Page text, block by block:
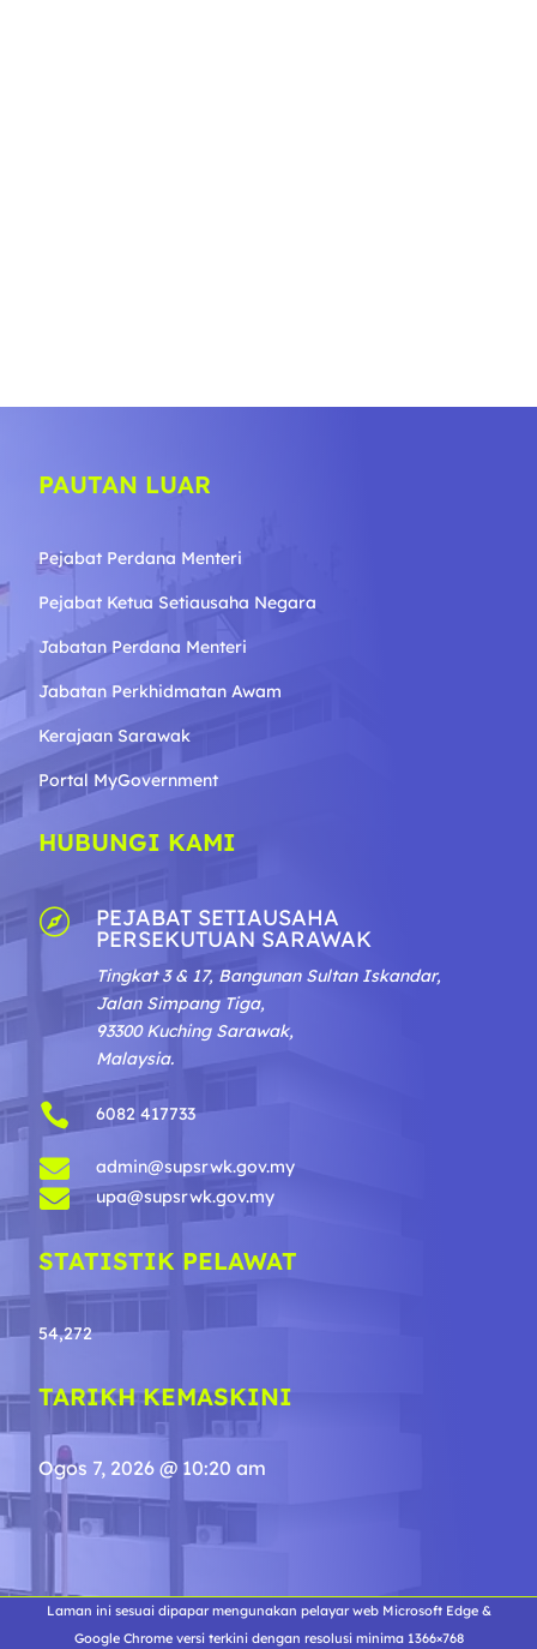
PAUTAN LUAR
Pejabat Perdana Menteri
Pejabat Ketua Setiausaha Negara
Jabatan Perdana Menteri
Jabatan Perkhidmatan Awam
Kerajaan Sarawak
Portal MyGovernment
HUBUNGI KAMI
 PEJABAT SETIAUSAHA
PERSEKUTUAN SARAWAK
Tingkat 3 & 17, Bangunan Sultan Iskandar,
Jalan Simpang Tiga,
93300 Kuching Sarawak,
Malaysia.
 6082 417733
 admin@supsrwk.gov.my
 upa@supsrwk.gov.my
STATISTIK PELAWAT
54,272
TARIKH KEMASKINI
Ogos 7, 2026 @ 10:20 am
Laman ini sesuai dipapar mengunakan pelayar web Microsoft Edge &
Google Chrome versi terkini dengan resolusi minima 1366×768